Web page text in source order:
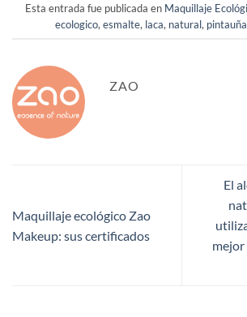
Esta entrada fue publicada en Maquillaje
ecologico, esmalte, laca, natural,
ZAO
Maquillaje ecológico Zao
Makeup: sus certificados
El